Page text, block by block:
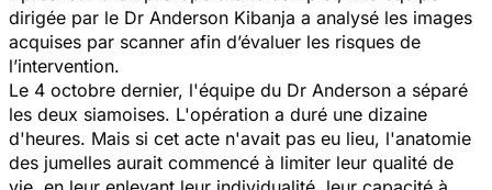
dirigée par le Dr Anderson Kibanja a analysé les images
acquises par scanner afin d’évaluer les risques de
l’intervention.
Le 4 octobre dernier, l'équipe du Dr Anderson a séparé
les deux siamoises. L'opération a duré une dizaine
d'heures. Mais si cet acte n'avait pas eu lieu, l'anatomie
des jumelles aurait commencé à limiter leur qualité de